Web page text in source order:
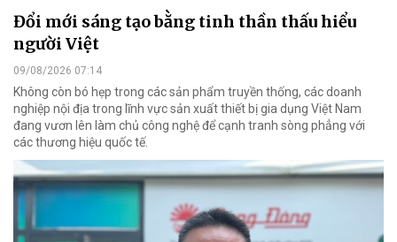
Đổi mới sáng tạo bằng tinh thần thấu hiểu
người Việt
09/08/2026 07:14
Không còn bó hẹp trong các sản phẩm truyền thống, các doanh
nghiệp nội địa trong lĩnh vực sản xuất thiết bị gia dụng Việt Nam
đang vươn lên làm chủ công nghệ để cạnh tranh sòng phẳng với
các thương hiệu quốc tế.